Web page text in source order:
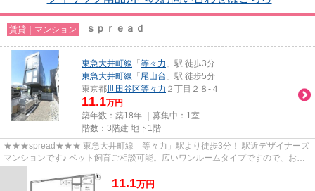
賃貸｜マンション ｓｐｒｅａｄ
東急大井町線 「 等々力 」駅 徒歩3分
東急大井町線 「 尾山台 」駅 徒歩5分
東京都世田谷区等々力 ２丁目２８-４
11.1万円
築年数：築18年 ｜募集中： 1室
階数：3階建 地下1階
★★★spread★★★ 東急大井町線「等々力」駅より徒歩3分！ 駅近デザイナーズ
マンションです♪ ペット飼育ご相談可能。広いワンルームタイプですので、お二
11.1万円